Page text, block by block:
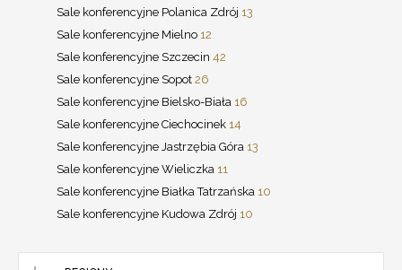
Sale konferencyjne Polanica Zdrój 13
Sale konferencyjne Mielno 12
Sale konferencyjne Szczecin 42
Sale konferencyjne Sopot 26
Sale konferencyjne Bielsko-Biała 16
Sale konferencyjne Ciechocinek 14
Sale konferencyjne Jastrzębia Góra 13
Sale konferencyjne Wieliczka 11
Sale konferencyjne Białka Tatrzańska 10
Sale konferencyjne Kudowa Zdrój 10